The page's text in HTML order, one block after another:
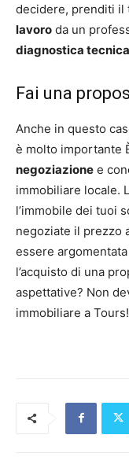
decidere, prenditi il
lavoro da un
diagnostica tecnica
Fai una
Anche in questo
è molto importante
negoziazione e
immobiliare locale.
l’immobile dei tuoi
negoziate il prezzo
essere
l’acquisto di una
aspettative? Non
immobiliare a Tours!